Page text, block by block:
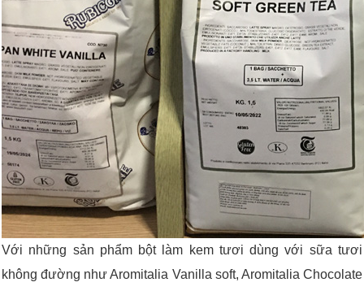
Với những sản phẩm bột làm kem tươi dùng với sữa tươi
không đường như Aromitalia Vanilla soft, Aromitalia Chocolate